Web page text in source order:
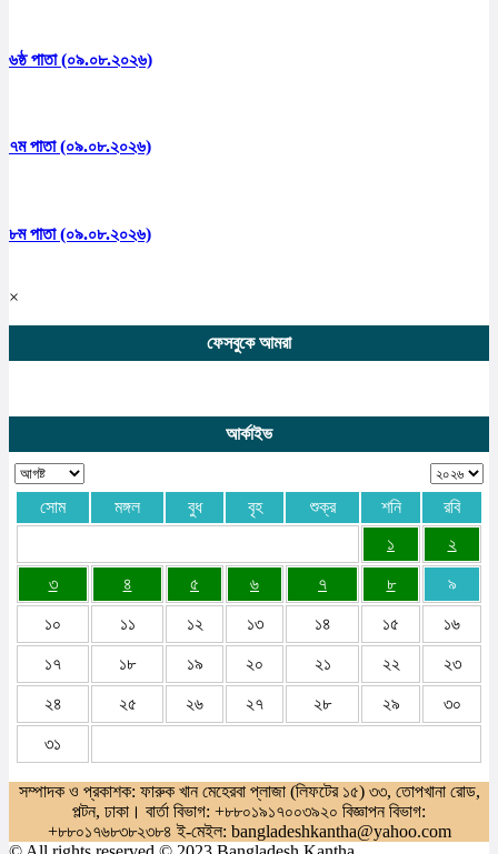
৬ষ্ঠ পাতা (০৯.০৮.২০২৬)
৭ম পাতা (০৯.০৮.২০২৬)
৮ম পাতা (০৯.০৮.২০২৬)
×
ফেসবুকে আমরা
আর্কাইভ
সোম মঙ্গল বুধ বৃহ শুক্র শনি
রবি
১
২
৩ ৪ ৫ ৬ ৭ ৮ ৯
১০ ১১ ১২ ১৩ ১৪ ১৫ ১৬
১৭ ১৮ ১৯ ২০ ২১ ২২ ২৩
২৪ ২৫ ২৬ ২৭ ২৮ ২৯ ৩০
৩১
সম্পাদক ও প্রকাশক: ফারুক খান মেহেরবা প্লাজা (লিফটের ১৫) ৩৩, তোপখানা রোড,
পল্টন, ঢাকা। বার্তা বিভাগ: +৮৮০১৯১৭০০৩৯২০ বিজ্ঞাপন বিভাগ:
+৮৮০১৭৬৮৩৮২৩৮৪ ই-মেইল: bangladeshkantha@yahoo.com